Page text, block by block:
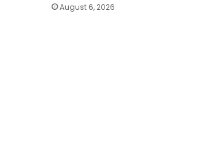
August 6, 2026